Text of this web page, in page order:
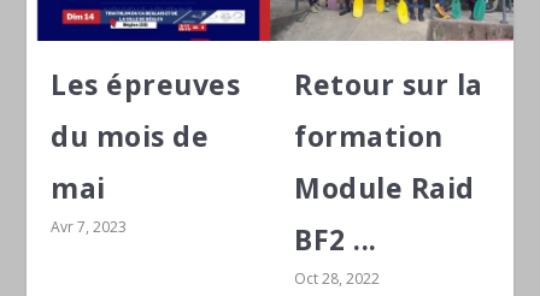
Les épreuves
du mois de
mai
Avr 7, 2023
Retour sur la
formation
Module Raid
BF2 ...
Oct 28, 2022